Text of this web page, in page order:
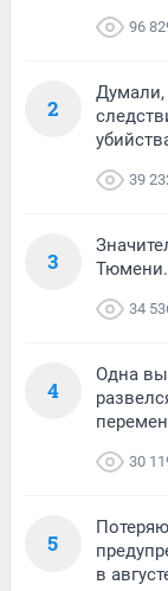
96
2
Думали,
39
3
Тюмени.
34
4
Одна
30
5
в